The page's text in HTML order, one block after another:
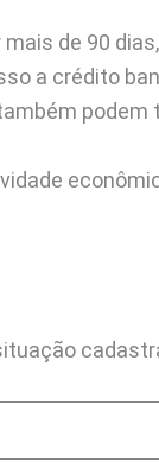
de 90
a crédito
podem